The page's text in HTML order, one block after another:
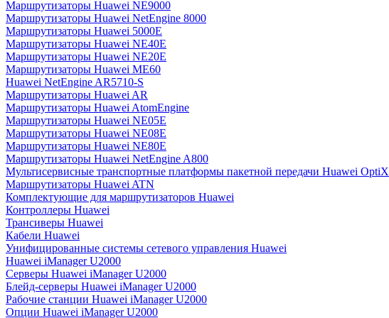
Маршрутизаторы Huawei NE9000
Маршрутизаторы Huawei NetEngine 8000
Маршрутизаторы Huawei 5000E
Маршрутизаторы Huawei NE40E
Маршрутизаторы Huawei NE20E
Маршрутизаторы Huawei ME60
Huawei NetEngine AR5710-S
Маршрутизаторы Huawei AR
Маршрутизаторы Huawei AtomEngine
Маршрутизаторы Huawei NE05E
Маршрутизаторы Huawei NE08E
Маршрутизаторы Huawei NE80E
Маршрутизаторы Huawei NetEngine A800
Мультисервисные транспортные платформы пакетной передачи Huawei OptiX
Маршрутизаторы Huawei ATN
Комплектующие для маршрутизаторов Huawei
Контроллеры Huawei
Трансиверы Huawei
Кабели Huawei
Унифицированные системы сетевого управления Huawei
Huawei iManager U2000
Серверы Huawei iManager U2000
Блейд-серверы Huawei iManager U2000
Рабочие станции Huawei iManager U2000
Опции Huawei iManager U2000